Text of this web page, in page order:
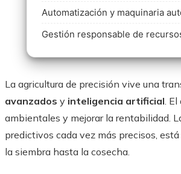
Automatización y maquinaria
Gestión responsable de
La agricultura de precisión vive una
avanzados y inteligencia artificial. El
ambientales y mejorar la rentabilidad.
predictivos cada vez más precisos,
la siembra hasta la cosecha.